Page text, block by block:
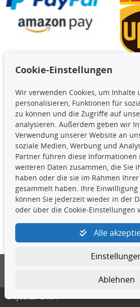
Die hier
insbesondere
dürfen nicht
unterlassen, die Daten oder die
vorherige Zustimmung TecDocs zu
verbreiten und/oder diese
zu lassen. Ein Zuwiderhandeln stellt
Urheberrechtsverletzung dar und
Kontakt
4yourcar GmbH | Avidesweg 1 |
© 4yourcar GmbH
Cookie-Einstellungen
Wir verwenden Cookies, um Inhalte
personalisieren, Funktionen für
zu können und die Zugriffe auf
analysieren. Außerdem geben wir
Verwendung unserer Website an
soziale Medien, Werbung und
Partner führen diese Informationen
weiteren Daten zusammen, die Sie
haben oder die sie im Rahmen
gesammelt haben. Ihre
können Sie jederzeit wieder in der
oder über die Cookie-Einstellungen
Alle
Ablehnen